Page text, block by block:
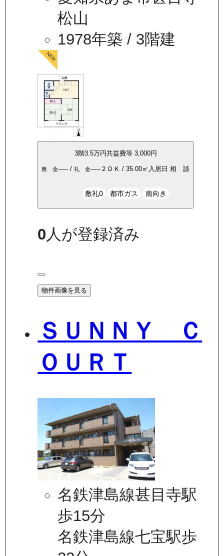
松山
1978年築 / 3階建
3階3.5万円共益費等 3,000円
敷 金----- /礼 金----- ２ＤＫ /35.00㎡ 入居日相 談
敷礼0 都市ガス 南向き
0 人が登録済み
物件画像を見る
ＳＵＮＮＹ Ｃ
ＯＵＲＴ
名鉄津島線甚目寺駅
歩15分
名鉄津島線七宝駅歩